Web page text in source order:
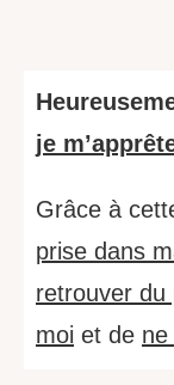
je
Grâce à
prise dans
retrouver du
moi et de ne